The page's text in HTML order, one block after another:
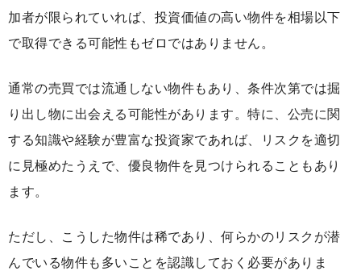
加者が限られていれば、投資価値の高い物件を相場以下
で取得できる可能性もゼロではありません。
通常の売買では流通しない物件もあり、条件次第では掘
り出し物に出会える可能性があります。特に、公売に関
する知識や経験が豊富な投資家であれば、リスクを適切
に見極めたうえで、優良物件を見つけられることもあり
ます。
ただし、こうした物件は稀であり、何らかのリスクが潜
んでいる物件も多いことを認識しておく必要がありま